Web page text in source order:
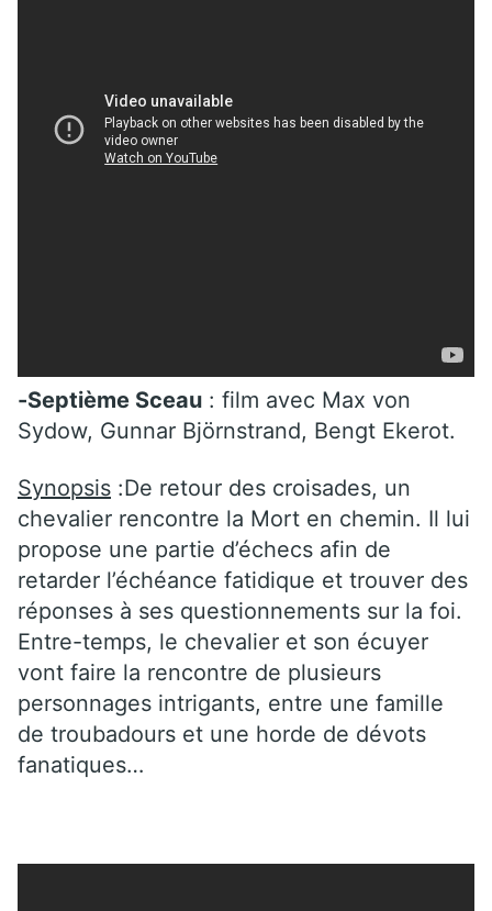
-Septième Sceau : film avec Max von
Sydow, Gunnar Björnstrand, Bengt Ekerot.
Synopsis :De retour des croisades, un
chevalier rencontre la Mort en chemin. Il lui
propose une partie d’échecs afin de
retarder l’échéance fatidique et trouver des
réponses à ses questionnements sur la foi.
Entre-temps, le chevalier et son écuyer
vont faire la rencontre de plusieurs
personnages intrigants, entre une famille
de troubadours et une horde de dévots
fanatiques…